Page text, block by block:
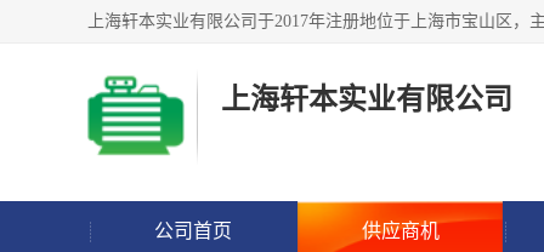
上海轩本实业有限公司
公司首页 供应商机